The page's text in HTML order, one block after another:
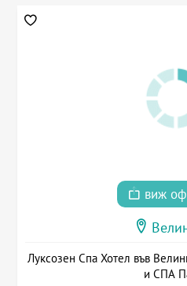
виж
Луксозен Спа Хотел във
и СПА